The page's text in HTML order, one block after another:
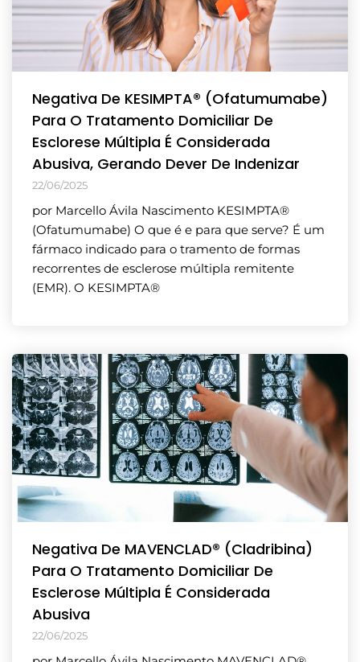
Negativa De KESIMPTA® (Ofatumumabe)
Para O Tratamento Domiciliar De
Esclorese Múltipla É Considerada
Abusiva, Gerando Dever De Indenizar
22/06/2025
por Marcello Ávila Nascimento KESIMPTA®
(Ofatumumabe) O que é e para que serve? É um
fármaco indicado para o tramento de formas
recorrentes de esclerose múltipla remitente
(EMR). O KESIMPTA®
Negativa De MAVENCLAD® (Cladribina)
Para O Tratamento Domiciliar De
Esclerose Múltipla É Considerada
Abusiva
22/06/2025